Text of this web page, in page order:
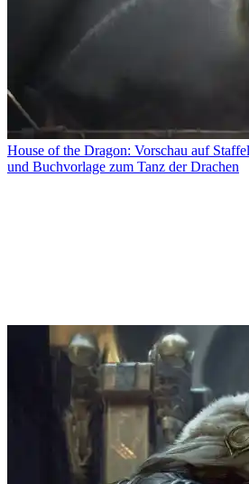
House of the Dragon: Vorschau auf
und Buchvorlage zum Tanz der Drachen